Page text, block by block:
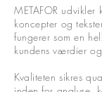
METAFOR
koncepter og
fungerer som en
kundens værdier
Kvaliteten sikres